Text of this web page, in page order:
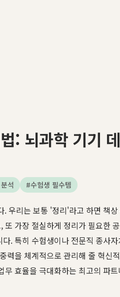
: 뇌과학 기기
석 #수험생 필수템
리는 보통 '정리'라고 하면 책
가장 절실하게 정리가 필요
. 특히 수험생이나 전문직 종사
력을 체계적으로 관리해 줄 혁신
무 효율을 극대화하는 최고의 파